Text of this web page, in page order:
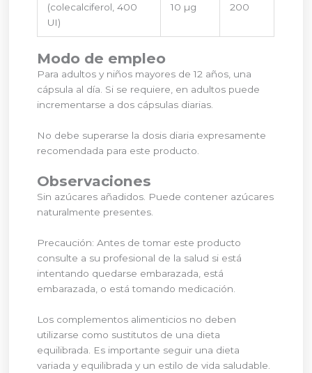
(colecalciferol, 400
UI)
10 µg 200
Modo de empleo
Para adultos y niños mayores de 12 años, una
cápsula al día. Si se requiere, en adultos puede
incrementarse a dos cápsulas diarias.
No debe superarse la dosis diaria expresamente
recomendada para este producto.
Observaciones
Sin azúcares añadidos. Puede contener azúcares
naturalmente presentes.
Precaución: Antes de tomar este producto
consulte a su profesional de la salud si está
intentando quedarse embarazada, está
embarazada, o está tomando medicación.
Los complementos alimenticios no deben
utilizarse como sustitutos de una dieta
equilibrada. Es importante seguir una dieta
variada y equilibrada y un estilo de vida saludable.